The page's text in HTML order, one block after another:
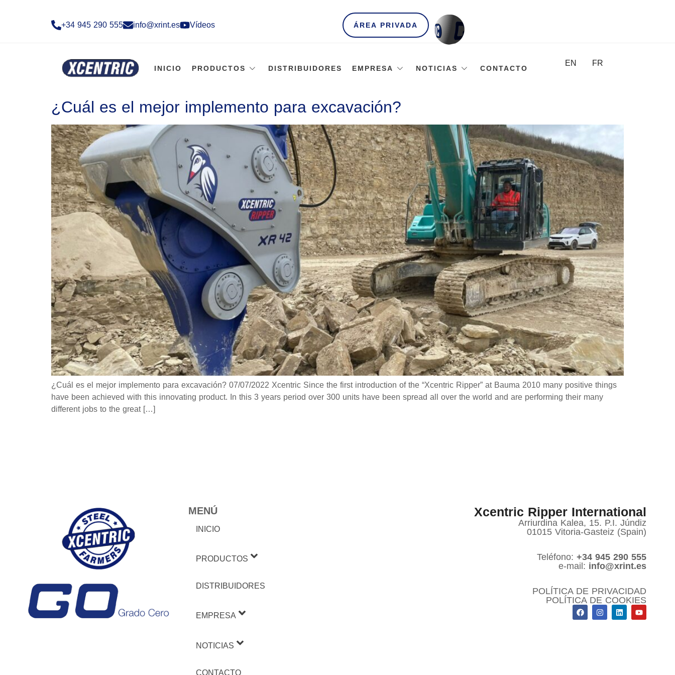
+34 945 290 555​ info@xrint.es Vídeos ÁREA PRIVADA
INICIO PRODUCTOS DISTRIBUIDORES EMPRESA NOTICIAS CONTACTO
EN FR
¿Cuál es el mejor implemento para excavación?
¿Cuál es el mejor implemento para excavación? 07/07/2022 Xcentric Since the first introduction of the “Xcentric Ripper” at Bauma 2010 many positive things
have been achieved with this innovating product. In this 3 years period over 300 units have been spread all over the world and are performing their many
different jobs to the great […]
MENÚ
INICIO
PRODUCTOS
DISTRIBUIDORES
EMPRESA
NOTICIAS
CONTACTO
Xcentric Ripper International
Arriurdina Kalea, 15. P.I. Júndiz
01015 Vitoria-Gasteiz (Spain)
Teléfono: +34 945 290 555
e-mail: info@xrint.es
POLÍTICA DE PRIVACIDAD
POLÍTICA DE COOKIES